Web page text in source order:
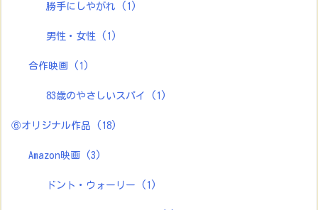
勝手にしやがれ (1)
男性・女性 (1)
合作映画 (1)
83歳のやさしいスパイ (1)
⑥オリジナル作品 (18)
Amazon映画 (3)
ドント・ウォーリー (1)